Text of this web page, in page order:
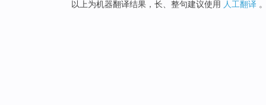
以上为机器翻译结果，长、整句建议使用 人工翻译